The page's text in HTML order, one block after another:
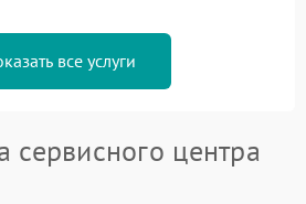
все услуги
сервисного центра